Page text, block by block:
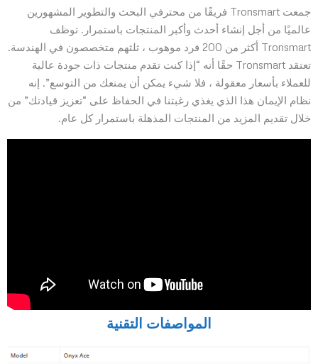
جمعت Tronsmart فريقًا من محترفي البحث والتطوير المشهورين
عالميًا من أجل إنشاء أحدث وأكبر المنتجات باستمرار. توظف
Tronsmart أكثر من 200 فرد موهوب ، ثلثهم متخصصون في الهندسة.
تعتقد Tronsmart حقًا أنه “إذا كنت تقدم منتجات ذات جودة عالية
للعملاء بأسعار معقولة ، فلا شيء يمكن أن يمنعك من التوسع”. إنه
نظام الإيمان هذا الذي يغذي رغبتنا في الحفاظ على “تعزيز قيادتك” من
خلال تقديم المزيد من المنتجات المذهلة باستمرار كل عام.
المواصفات التقنية